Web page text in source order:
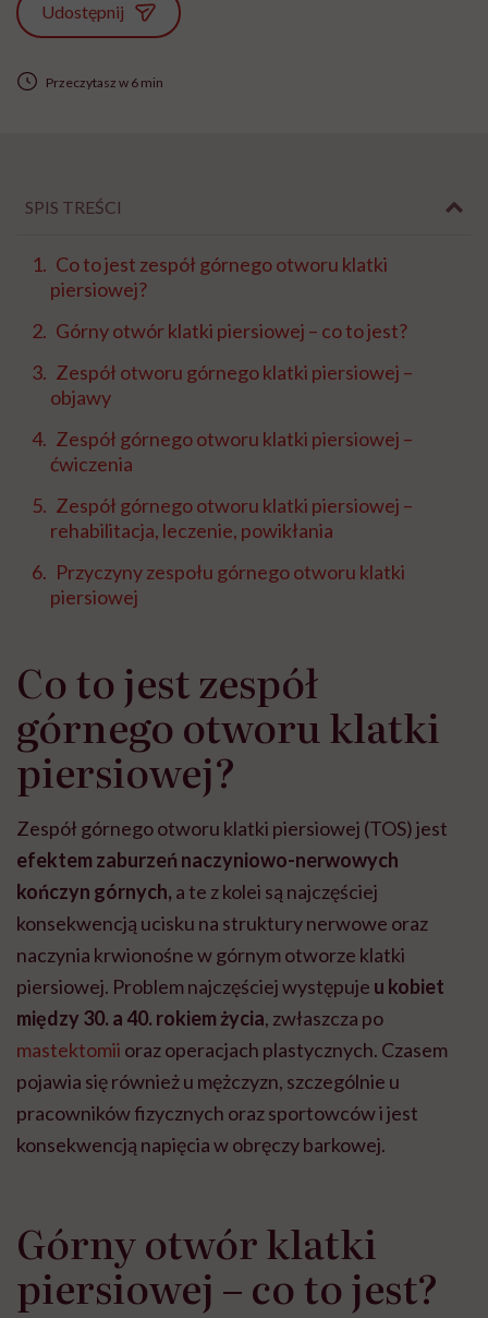
Udostępnij
Przeczytasz w 6 min
SPIS TREŚCI
Co to jest zespół górnego otworu klatki
piersiowej?
Górny otwór klatki piersiowej – co to jest?
Zespół otworu górnego klatki piersiowej –
objawy
Zespół górnego otworu klatki piersiowej –
ćwiczenia
Zespół górnego otworu klatki piersiowej –
rehabilitacja, leczenie, powikłania
Przyczyny zespołu górnego otworu klatki
piersiowej
Co to jest zespół
górnego otworu klatki
piersiowej?
Zespół górnego otworu klatki piersiowej (TOS) jest
efektem zaburzeń naczyniowo-nerwowych
kończyn górnych, a te z kolei są najczęściej
konsekwencją ucisku na struktury nerwowe oraz
naczynia krwionośne w górnym otworze klatki
piersiowej. Problem najczęściej występuje u kobiet
między 30. a 40. rokiem życia, zwłaszcza po
mastektomii oraz operacjach plastycznych. Czasem
pojawia się również u mężczyzn, szczególnie u
pracowników fizycznych oraz sportowców i jest
konsekwencją napięcia w obręczy barkowej.
Górny otwór klatki
piersiowej – co to jest?